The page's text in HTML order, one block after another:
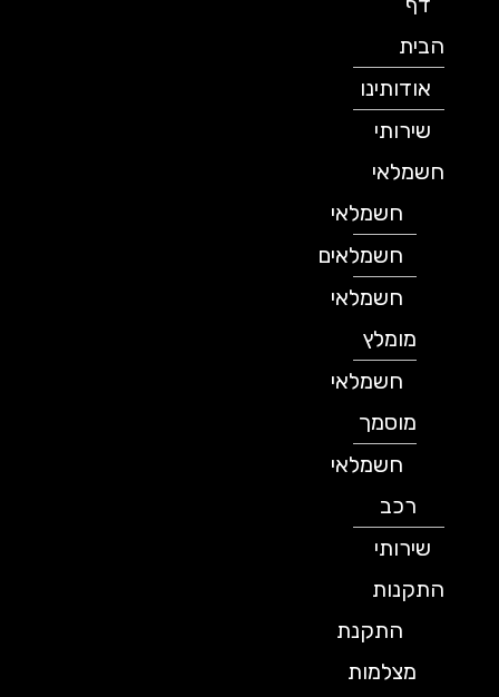
הבית
אודותינו
שירותי
חשמלאי
חשמלאי
חשמלאים
חשמלאי
מומלץ
חשמלאי
מוסמך
חשמלאי
שירותי
התקנות
התקנת
מצלמות